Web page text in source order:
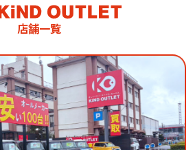
予想されています
しております。
さらず、
っており、27日より天候が落ち着く見
は、ぜひ28日以降のご来店もご利用
整も承っております。
お問い合わせください。
全を第一に営業してまいります。
店舗一覧